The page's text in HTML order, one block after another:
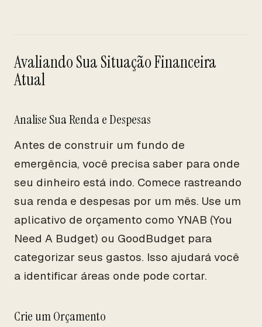
Avaliando Sua Situação Financeira
Atual
Analise Sua Renda e Despesas
Antes de construir um fundo de
emergência, você precisa saber para onde
seu dinheiro está indo. Comece rastreando
sua renda e despesas por um mês. Use um
aplicativo de orçamento como YNAB (You
Need A Budget) ou GoodBudget para
categorizar seus gastos. Isso ajudará você
a identificar áreas onde pode cortar.
Crie um Orçamento